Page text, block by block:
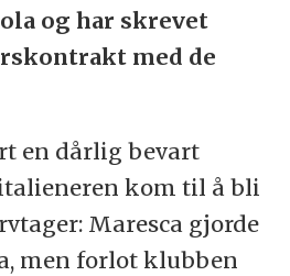
og har skrevet
med de
en dårlig bevart
kom til å bli
Maresca gjorde
men forlot klubben